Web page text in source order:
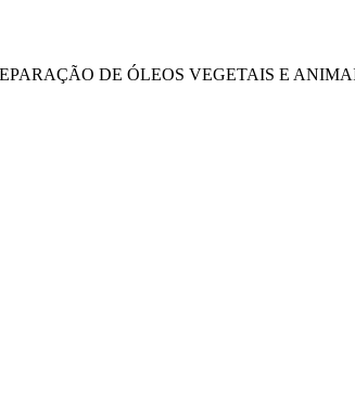
DE ÓLEOS VEGETAIS E